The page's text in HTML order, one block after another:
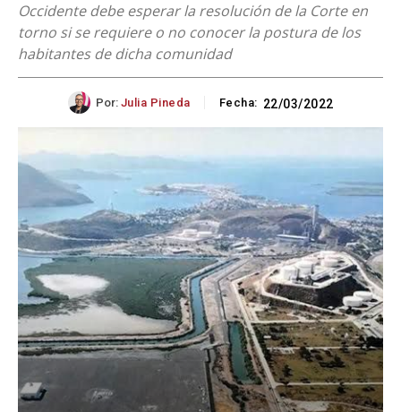
Occidente debe esperar la resolución de la Corte en
torno si se requiere o no conocer la postura de los
habitantes de dicha comunidad
Por: Julia Pineda Fecha: 22/03/2022